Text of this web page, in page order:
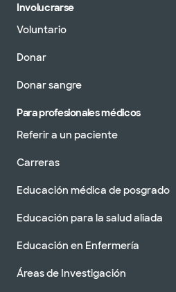
Involucrarse
Voluntario
Donar
Donar sangre
Para profesionales médicos
Referir a un paciente
Carreras
Educación médica de posgrado
Educación para la salud aliada
Educación en Enfermería
Áreas de Investigación